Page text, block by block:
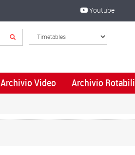
Youtube
Archivio Video Archivio Rotabili